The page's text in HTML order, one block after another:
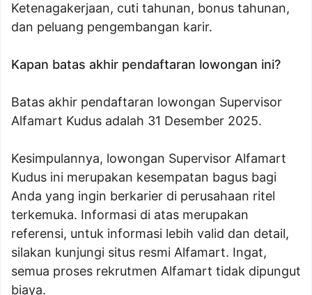
Ketenagakerjaan, cuti tahunan, bonus tahunan,
dan peluang pengembangan karir.
Kapan batas akhir pendaftaran lowongan ini?
Batas akhir pendaftaran lowongan Supervisor
Alfamart Kudus adalah 31 Desember 2025.
Kesimpulannya, lowongan Supervisor Alfamart
Kudus ini merupakan kesempatan bagus bagi
Anda yang ingin berkarier di perusahaan ritel
terkemuka. Informasi di atas merupakan
referensi, untuk informasi lebih valid dan detail,
silakan kunjungi situs resmi Alfamart. Ingat,
semua proses rekrutmen Alfamart tidak dipungut
biaya.